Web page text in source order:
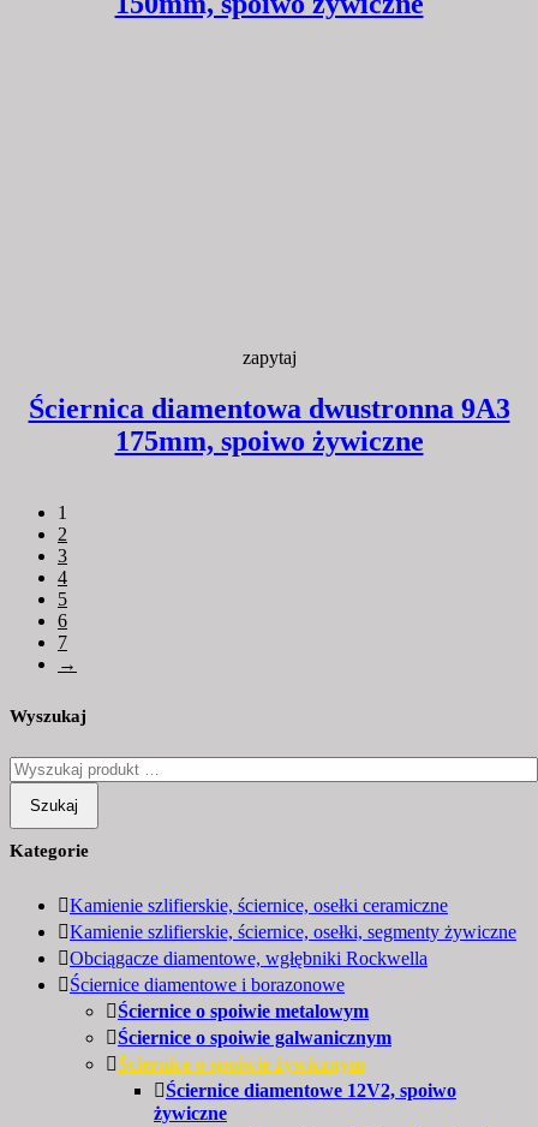
zapytaj
Ściernica diamentowa dwustronna 9A3
175mm, spoiwo żywiczne
1
2
3
4
5
6
7
→
Wyszukaj
Szukaj
Kategorie
Kamienie szlifierskie, ściernice, osełki ceramiczne
Kamienie szlifierskie, ściernice, osełki, segmenty żywiczne
Obciągacze diamentowe, wgłębniki Rockwella
Ściernice diamentowe i borazonowe
Ściernice o spoiwie metalowym
Ściernice o spoiwie galwanicznym
Ściernice o spoiwie żywicznym
Ściernice diamentowe 12V2, spoiwo
żywiczne